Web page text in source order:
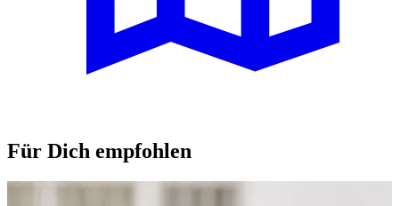
Für Dich empfohlen